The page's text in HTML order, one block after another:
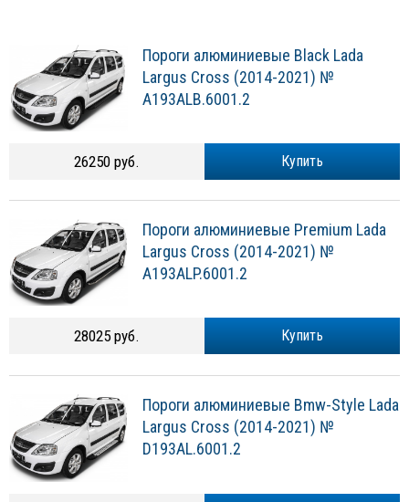
Пороги алюминиевые Black Lada
Largus Cross (2014-2021) №
A193ALB.6001.2
Купить
26250 руб.
Пороги алюминиевые Premium Lada
Largus Cross (2014-2021) №
A193ALP.6001.2
Купить
28025 руб.
Пороги алюминиевые Bmw-Style Lada
Largus Cross (2014-2021) №
D193AL.6001.2